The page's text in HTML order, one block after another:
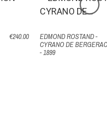
€240.00
EDMOND ROSTAND -
CYRANO DE
- 1899